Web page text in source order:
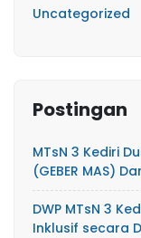
Uncategorized
Postingan
MTsN 3 Kediri
(GEBER MAS)
DWP MTsN 3
Inklusif secara